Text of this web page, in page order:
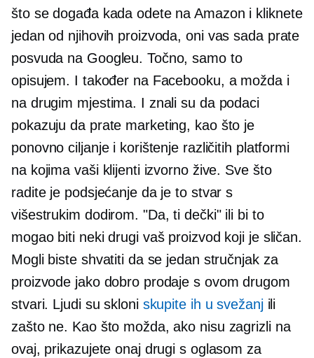
što se događa kada odete na Amazon i kliknete
jedan od njihovih proizvoda, oni vas sada prate
posvuda na Googleu. Točno, samo to
opisujem. I također na Facebooku, a možda i
na drugim mjestima. I znali su da podaci
pokazuju da prate marketing, kao što je
ponovno ciljanje i korištenje različitih platformi
na kojima vaši klijenti izvorno žive. Sve što
radite je podsjećanje da je to stvar s
višestrukim dodirom. "Da, ti dečki" ili bi to
mogao biti neki drugi vaš proizvod koji je sličan.
Mogli biste shvatiti da se jedan stručnjak za
proizvode jako dobro prodaje s ovom drugom
stvari. Ljudi su skloni skupite ih u svežanjili
zašto ne. Kao što možda, ako nisu zagrizli na
ovaj, prikazujete onaj drugi s oglasom za